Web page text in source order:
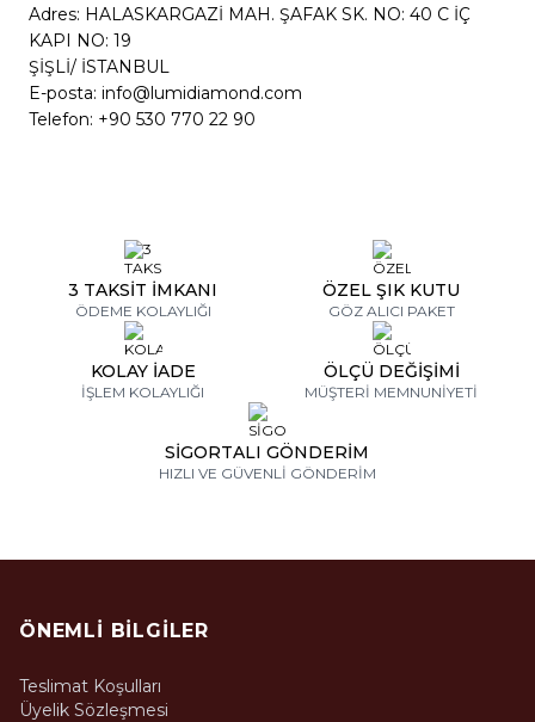
Adres: HALASKARGAZİ MAH. ŞAFAK SK. NO: 40 C İÇ
KAPI NO: 19
ŞİŞLİ/ İSTANBUL
E-posta: info@lumidiamond.com
Telefon: +90 530 770 22 90
3 TAKSİT İMKANI
ÖDEME KOLAYLIĞI
ÖZEL ŞIK KUTU
GÖZ ALICI PAKET
KOLAY İADE
İŞLEM KOLAYLIĞI
ÖLÇÜ DEĞİŞİMİ
MÜŞTERİ MEMNUNİYETİ
SİGORTALI GÖNDERİM
HIZLI VE GÜVENLİ GÖNDERİM
ÖNEMLI BILGILER
Teslimat Koşulları
Üyelik Sözleşmesi